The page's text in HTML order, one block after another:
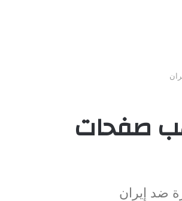
صفحات
ضد إيران